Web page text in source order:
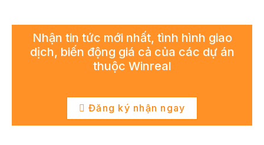
Nhận tin tức mới nhất, tình hình giao
dịch, biến động giá cả của các dự án
thuộc Winreal
Đăng ký nhận ngay